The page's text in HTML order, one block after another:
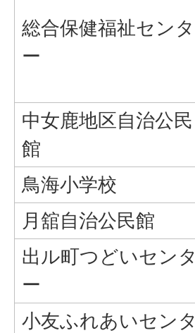
総合保健福祉センタ
ー
中女鹿地区自治公民
館
鳥海小学校
月舘自治公民館
出ル町つどいセンタ
ー
小友ふれあいセンタ